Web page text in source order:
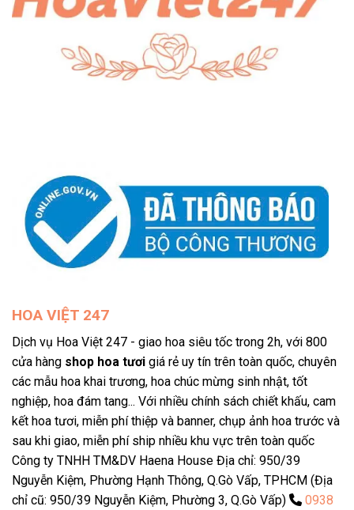
HOA VIỆT 247
Dịch vụ Hoa Việt 247 - giao hoa siêu tốc trong 2h, với 800
cửa hàng shop hoa tươi giá rẻ uy tín trên toàn quốc, chuyên
các mẫu hoa khai trương, hoa chúc mừng sinh nhật, tốt
nghiệp, hoa đám tang... Với nhiều chính sách chiết khấu, cam
kết hoa tươi, miễn phí thiệp và banner, chụp ảnh hoa trước và
sau khi giao, miễn phí ship nhiều khu vực trên toàn quốc
Công ty TNHH TM&DV Haena House Địa chỉ: 950/39
Nguyễn Kiệm, Phường Hạnh Thông, Q.Gò Vấp, TPHCM (Địa
chỉ cũ: 950/39 Nguyễn Kiệm, Phường 3, Q.Gò Vấp)
0938